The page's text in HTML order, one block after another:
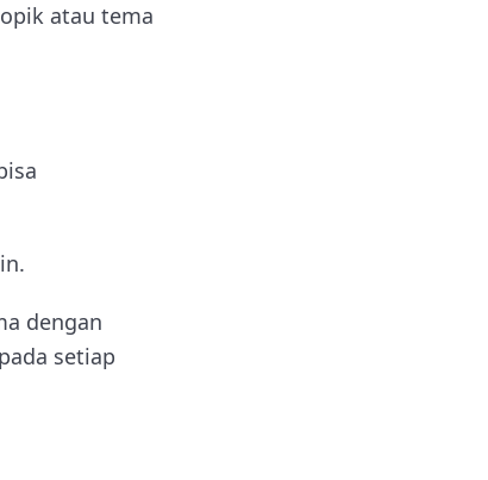
atau tema
dengan
setiap